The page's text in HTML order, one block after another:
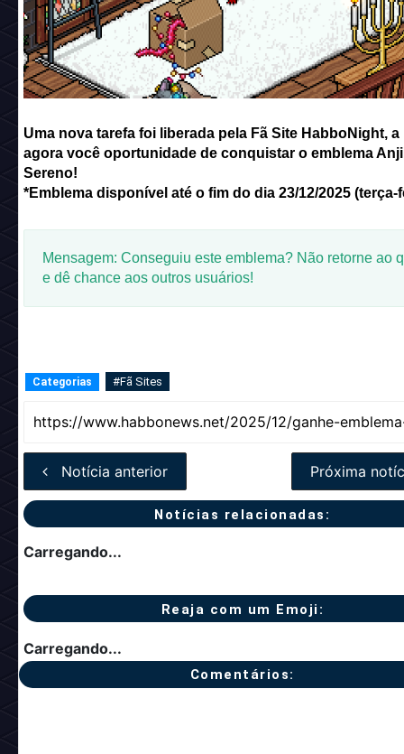
Uma nova tarefa foi liberada pela Fã Site HabboNight, a
agora você oportunidade de conquistar o emblema
Sereno!
*Emblema disponível até o fim do dia 23/12/2025 (terça-
Mensagem: Conseguiu este emblema? Não retorne ao
e dê chance aos outros usuários!
Categorias #Fã Sites
Notícia anterior Próxima
Notícias relacionadas:
Carregando...
Reaja com um Emoji:
Carregando...
Comentários: